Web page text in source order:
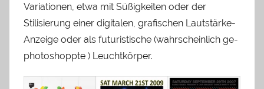
Variationen, etwa mit Süßigkeiten oder der
Stilisierung einer digitalen, grafischen Lautstärke-
Anzeige oder als futuristische (wahrscheinlich ge-
photoshoppte ) Leuchtkörper.